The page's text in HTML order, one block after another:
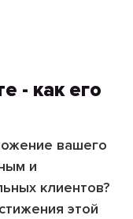
- как его
вашего
и
клиентов?
этой